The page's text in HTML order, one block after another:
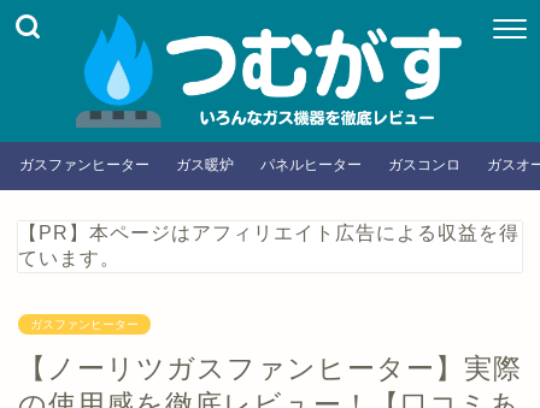
ガスファンヒーター ガス暖炉 パネルヒーター ガスコンロ ガスオ
【PR】本ページはアフィリエイト広告による収益を得
ています。
ガスファンヒーター
【ノーリツガスファンヒーター】実際